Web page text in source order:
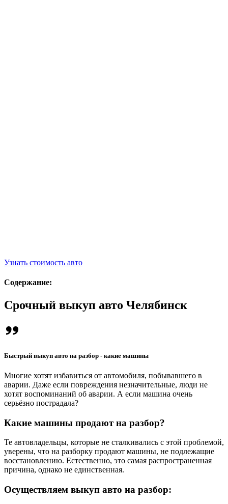
Узнать стоимость авто
Содержание:
Срочный выкуп авто Челябинск
Быстрый выкуп авто на разбор - какие машины
Многие хотят избавиться от автомобиля, побывавшего в
аварии. Даже если повреждения незначительные, люди не
хотят воспоминаний об аварии. А если машина очень
серьёзно пострадала?
Какие машины продают на разбор?
Те автовладельцы, которые не сталкивались с этой проблемой,
уверены, что на разборку продают машины, не подлежащие
восстановлению. Естественно, это самая распространенная
причина, однако не единственная.
Осуществляем выкуп авто на разбор: